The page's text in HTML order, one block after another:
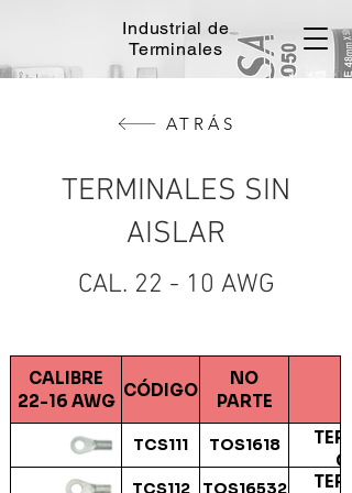
Industrial de
Terminales
ATRÁS
TERMINALES SIN
AISLAR
CAL. 22 - 10 AWG
CALIBRE
22-16 AWG
CÓDIGO
NO
PARTE
TCS111 TOS1618
TCS112 TOS16532